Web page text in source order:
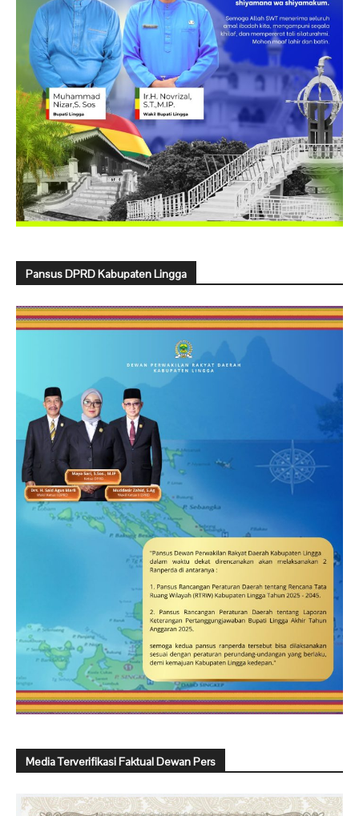
Pansus DPRD Kabupaten Lingga
Media Terverifikasi Faktual Dewan Pers